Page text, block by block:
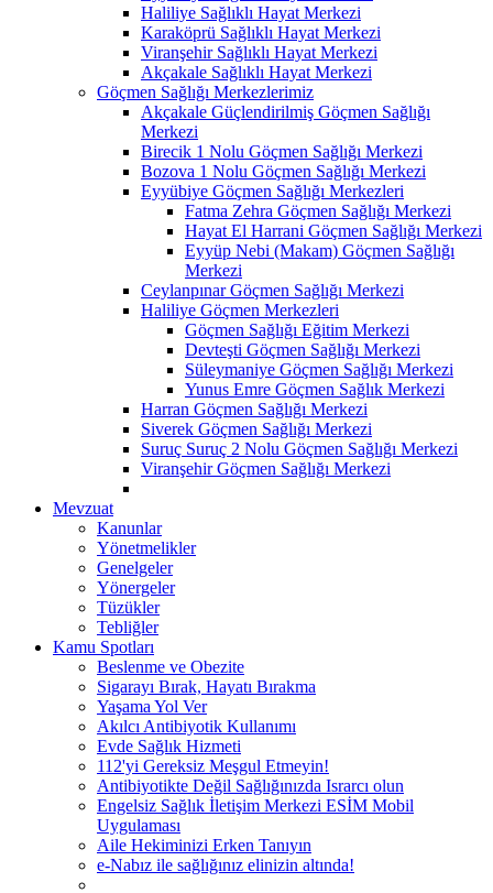
Haliliye Sağlıklı Hayat Merkezi
Karaköprü Sağlıklı Hayat Merkezi
Viranşehir Sağlıklı Hayat Merkezi
Akçakale Sağlıklı Hayat Merkezi
Göçmen Sağlığı Merkezlerimiz
Akçakale Güçlendirilmiş Göçmen Sağlığı
Merkezi
Birecik 1 Nolu Göçmen Sağlığı Merkezi
Bozova 1 Nolu Göçmen Sağlığı Merkezi
Eyyübiye Göçmen Sağlığı Merkezleri
Fatma Zehra Göçmen Sağlığı Merkezi
Hayat El Harrani Göçmen Sağlığı Merkezi
Eyyüp Nebi (Makam) Göçmen Sağlığı
Merkezi
Ceylanpınar Göçmen Sağlığı Merkezi
Haliliye Göçmen Merkezleri
Göçmen Sağlığı Eğitim Merkezi
Devteşti Göçmen Sağlığı Merkezi
Süleymaniye Göçmen Sağlığı Merkezi
Yunus Emre Göçmen Sağlık Merkezi
Harran Göçmen Sağlığı Merkezi
Siverek Göçmen Sağlığı Merkezi
Suruç Suruç 2 Nolu Göçmen Sağlığı Merkezi
Viranşehir Göçmen Sağlığı Merkezi
Mevzuat
Kanunlar
Yönetmelikler
Genelgeler
Yönergeler
Tüzükler
Tebliğler
Kamu Spotları
Beslenme ve Obezite
Sigarayı Bırak, Hayatı Bırakma
Yaşama Yol Ver
Akılcı Antibiyotik Kullanımı
Evde Sağlık Hizmeti
112'yi Gereksiz Meşgul Etmeyin!
Antibiyotikte Değil Sağlığınızda Israrcı olun
Engelsiz Sağlık İletişim Merkezi ESİM Mobil
Uygulaması
Aile Hekiminizi Erken Tanıyın
e-Nabız ile sağlığınız elinizin altında!